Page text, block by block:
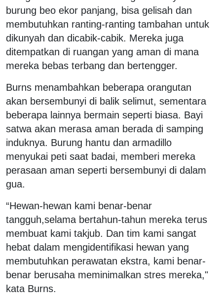
burung beo ekor panjang, bisa gelisah dan
membutuhkan ranting-ranting tambahan untuk
dikunyah dan dicabik-cabik. Mereka juga
ditempatkan di ruangan yang aman di mana
mereka bebas terbang dan bertengger.
Burns menambahkan beberapa orangutan
akan bersembunyi di balik selimut, sementara
beberapa lainnya bermain seperti biasa. Bayi
satwa akan merasa aman berada di samping
induknya. Burung hantu dan armadillo
menyukai peti saat badai, memberi mereka
perasaan aman seperti bersembunyi di dalam
gua.
“Hewan-hewan kami benar-benar
tangguh,selama bertahun-tahun mereka terus
membuat kami takjub. Dan tim kami sangat
hebat dalam mengidentifikasi hewan yang
membutuhkan perawatan ekstra, kami benar-
benar berusaha meminimalkan stres mereka,"
kata Burns.